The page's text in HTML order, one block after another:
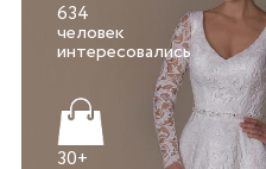
634
человек
интересовались
30+